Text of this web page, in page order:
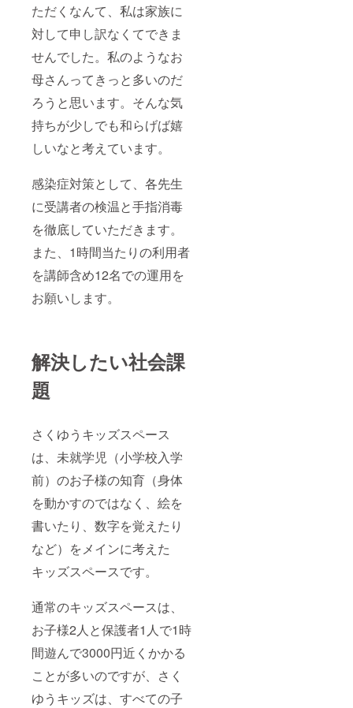
ただくなんて、私は家族に
対して申し訳なくてできま
せんでした。私のようなお
母さんってきっと多いのだ
ろうと思います。そんな気
持ちが少しでも和らげば嬉
しいなと考えています。
感染症対策として、各先生
に受講者の検温と手指消毒
を徹底していただきます。
また、1時間当たりの利用者
を講師含め12名での運用を
お願いします。
解決したい社会課
題
さくゆうキッズスペース
は、未就学児（小学校入学
前）のお子様の知育（身体
を動かすのではなく、絵を
書いたり、数字を覚えたり
など）をメインに考えた
キッズスペースです。
通常のキッズスペースは、
お子様2人と保護者1人で1時
間遊んで3000円近くかかる
ことが多いのですが、さく
ゆうキッズは、すべての子